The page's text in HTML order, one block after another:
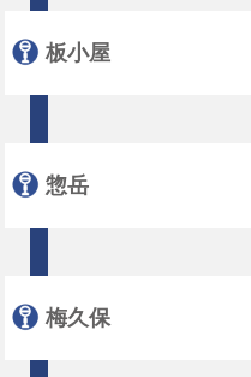
板小屋
惣岳
梅久保